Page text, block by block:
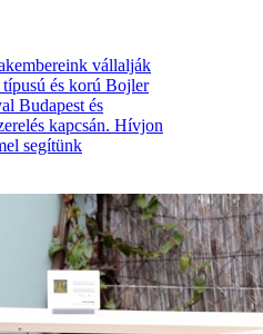
vállalják
és korú Bojler
Budapest és
kapcsán. Hívjon
segítünk